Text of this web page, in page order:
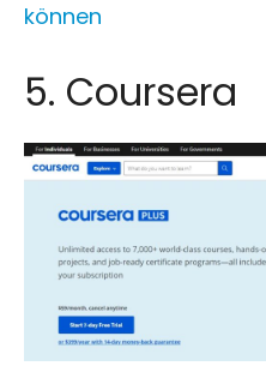
können
5. Coursera